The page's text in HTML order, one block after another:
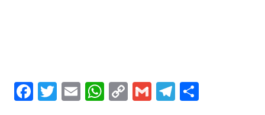
F
T
E
W C
G T